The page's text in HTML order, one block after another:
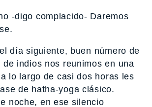
-digo complacido- Daremos
día siguiente, buen número de
indios nos reunimos en una
lo largo de casi dos horas les
de hatha-yoga clásico.
noche, en ese silencio